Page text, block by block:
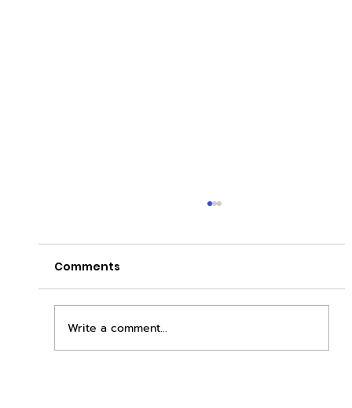
Comments
Write a comment...